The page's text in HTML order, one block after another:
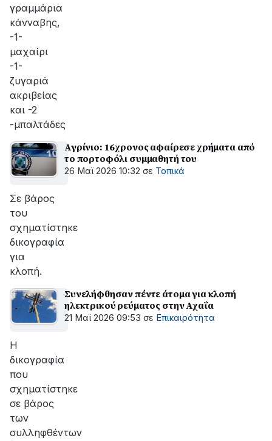
γραμμάρια
κάνναβης,
-1-
μαχαίρι
-1-
ζυγαριά
ακριβείας
και -2
-μπαλτάδες
Αγρίνιο: 16χρονος αφαίρεσε χρήματα από
το πορτοφόλι συμμαθητή του
26 Μαϊ 2026 10:32 σε Τοπικά
Σε βάρος
του
σχηματίστηκε
δικογραφία
για
κλοπή.
Συνελήφθησαν πέντε άτομα για κλοπή
ηλεκτρικού ρεύματος στην Αχαΐα
21 Μαϊ 2026 09:53 σε Επικαιρότητα
Η
δικογραφία
που
σχηματίστηκε
σε βάρος
των
συλληφθέντων